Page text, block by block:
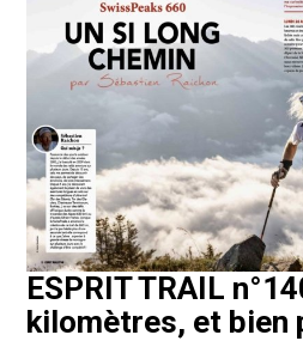
ESPRIT TRAIL
kilomètres, et bien